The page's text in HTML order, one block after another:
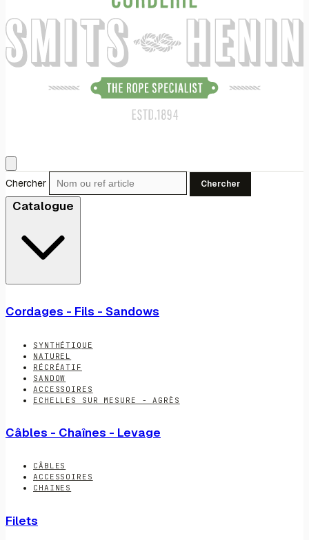
Chercher Chercher
Catalogue
Cordages - Fils - Sandows
SYNTHÉTIQUE
NATUREL
RÉCRÉATIF
SANDOW
ACCESSOIRES
ECHELLES SUR MESURE - AGRÈS
Câbles - Chaînes - Levage
CÂBLES
ACCESSOIRES
CHAINES
Filets